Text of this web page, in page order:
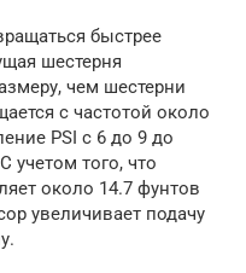
быстрее
шестерня
чем шестерни
с частотой около
PSI с 6 до 9 до
того, что
около 14.7 фунтов
увеличивает подачу